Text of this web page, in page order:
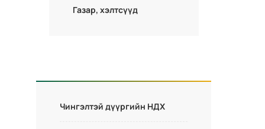
Газар, хэлтсүүд
Чингэлтэй дүүргийн НДХ